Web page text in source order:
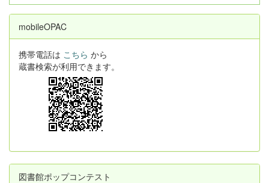
mobileOPAC
携帯電話は こちら から
蔵書検索が利用できます。
図書館ポップコンテスト